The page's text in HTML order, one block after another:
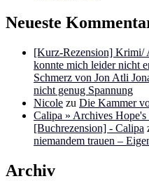
Neueste
[Kurz-Rezension] Krimi/
konnte mich leider nicht
Schmerz von Jon Atli
nicht genug Spannung
Nicole zu Die Kammer
Calipa » Archives
[Buchrezension] - Calipa
niemandem trauen –
Archiv